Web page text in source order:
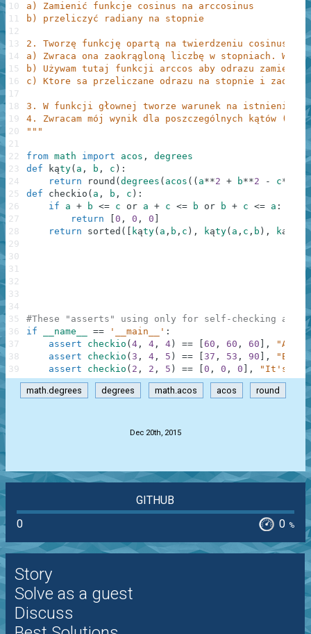
a) Zamienić funkcje cosinus na arccosinus
b) przeliczyć radiany na stopnie
2. Tworzę funkcję opartą na twierdzeniu
a) Zwraca ona zaokrągloną liczbę w stopniach. W
b) Używam tutaj funkcji arccos aby odrazu
c) Ktore sa przeliczane odrazu na stopnie i
3. W funkcji głownej tworze warunek na
4. Zwracam mój wynik dla poszczególnych kątów (w
"""
from math import acos ,
degrees
def
kąty( a , b , c ) :
return
round ( degrees ( acos ( ( a**2 + b**2 - c**
def
checkio ( a , b , c ) :
if
a + b <= c or a + c <= b or b + c <= a :
return
0 , 0 , 0
return
sorted ( kąty( a , b , c ) , kąty( a , c , b ) , ką c
#These "asserts" using only for self-checking and
if
__name__ == '__main__' :
assert
checkio ( 4 , 4 , 4 ) == 60 , 60 , 60 ,
"All
assert
checkio ( 3 , 4 , 5 ) == 37 , 53 , 90 ,
assert
checkio ( 2 , 2 , 5 ) == 0 , 0 , 0 , "It's
10
11
12
13
14
15
16
17
18
19
20
21
22
23
24
25
26
27
28
29
30
31
32
33
34
35
36
37
38
39
math.degrees degrees math.acos acos round
Dec 20th, 2015
GITHUB
0
0 %
Story
Solve as a guest
Discuss